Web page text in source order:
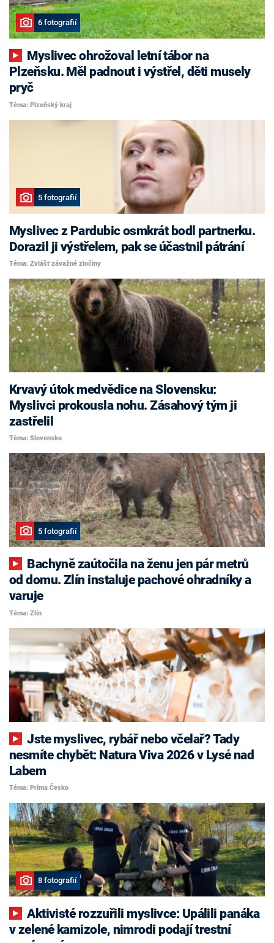
6 fotografií
Plzeňsku. Měl padnout i výstřel, děti musely
pryč
Téma: Plzeňský kraj
5 fotografií
Myslivec z Pardubic osmkrát bodl partnerku.
Dorazil ji výstřelem, pak se účastnil pátrání
Téma: Zvlášť závažné zločiny
Krvavý útok medvědice na Slovensku:
Myslivci prokousla nohu. Zásahový tým ji
zastřelil
Téma: Slovensko
5 fotografií
od domu. Zlín instaluje pachové ohradníky a
varuje
Téma: Zlín
Jste myslivec, rybář nebo včelař? Tady
nesmíte chybět: Natura Viva 2026 v Lysé nad
Labem
Téma: Prima Česko
8 fotografií
Aktivisté rozzuřili myslivce: Upálili panáka
v zelené kamizole, nimrodi podají trestní